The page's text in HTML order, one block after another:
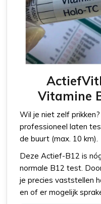
Vitamine
Wil je niet zelf
professioneel laten
de buurt (max. 10 km).
Deze Actief-B12 is
normale B12 test.
je precies vaststellen
en of er mogelijk